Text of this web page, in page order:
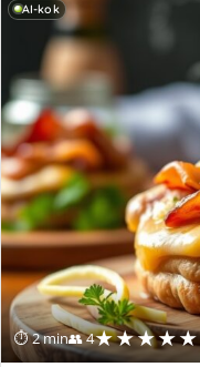
AI-kok
⏱ 2 min👥 4★★★★★